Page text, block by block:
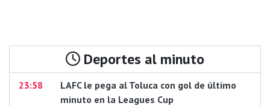
Deportes al minuto
23:58
LAFC le pega al Toluca con gol de último
minuto en la Leagues Cup